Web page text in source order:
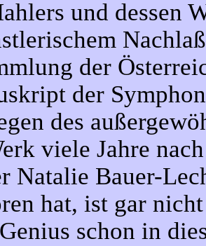
und dessen
der
der
des
viele Jahre
Natalie Bauer-
hat, ist gar
schon in